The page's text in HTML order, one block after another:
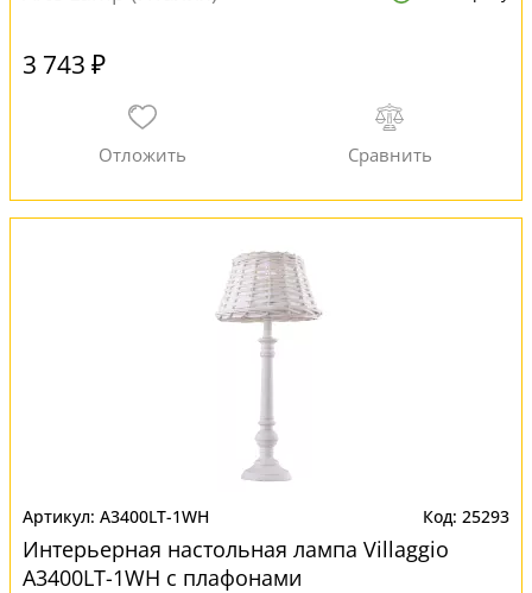
3 743 ₽
A3400LT-1WH 25293
Интерьерная настольная лампа Villaggio
A3400LT-1WH с плафонами